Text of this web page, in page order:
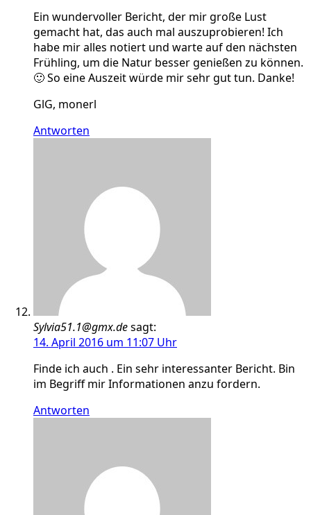
Ein wundervoller Bericht, der mir große Lust
gemacht hat, das auch mal auszuprobieren! Ich
habe mir alles notiert und warte auf den nächsten
Frühling, um die Natur besser genießen zu können.
🙂 So eine Auszeit würde mir sehr gut tun. Danke!
GlG, monerl
Antworten
Sylvia51.1@gmx.desagt:
14. April 2016 um 11:07 Uhr
Finde ich auch . Ein sehr interessanter Bericht. Bin
im Begriff mir Informationen anzu fordern.
Antworten